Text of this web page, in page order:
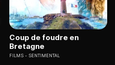
Coup de foudre en
Bretagne
FILMS SENTIMENTAL